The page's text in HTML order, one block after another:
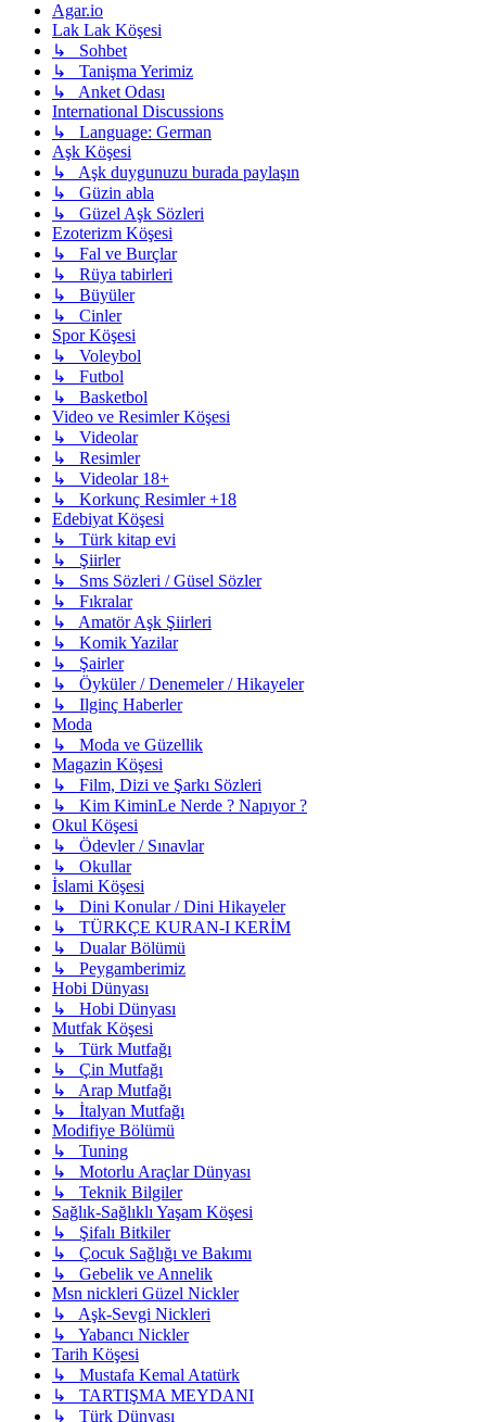
Agar.io
Lak Lak Köşesi
↳ Sohbet
↳ Tanişma Yerimiz
↳ Anket Odası
International Discussions
↳ Language: German
Aşk Köşesi
↳ Aşk duygunuzu burada paylaşın
↳ Güzin abla
↳ Güzel Aşk Sözleri
Ezoterizm Köşesi
↳ Fal ve Burçlar
↳ Rüya tabirleri
↳ Büyüler
↳ Cinler
Spor Köşesi
↳ Voleybol
↳ Futbol
↳ Basketbol
Video ve Resimler Köşesi
↳ Videolar
↳ Resimler
↳ Videolar 18+
↳ Korkunç Resimler +18
Edebiyat Köşesi
↳ Türk kitap evi
↳ Şiirler
↳ Sms Sözleri / Güsel Sözler
↳ Fıkralar
↳ Amatör Aşk Şiirleri
↳ Komik Yazilar
↳ Şairler
↳ Öyküler / Denemeler / Hikayeler
↳ Ilginç Haberler
Moda
↳ Moda ve Güzellik
Magazin Köşesi
↳ Film, Dizi ve Şarkı Sözleri
↳ Kim KiminLe Nerde ? Napıyor ?
Okul Köşesi
↳ Ödevler / Sınavlar
↳ Okullar
İslami Köşesi
↳ Dini Konular / Dini Hikayeler
↳ TÜRKÇE KURAN-I KERİM
↳ Dualar Bölümü
↳ Peygamberimiz
Hobi Dünyası
↳ Hobi Dünyası
Mutfak Köşesi
↳ Türk Mutfağı
↳ Çin Mutfağı
↳ Arap Mutfağı
↳ İtalyan Mutfağı
Modifiye Bölümü
↳ Tuning
↳ Motorlu Araçlar Dünyası
↳ Teknik Bilgiler
Sağlık-Sağlıklı Yaşam Köşesi
↳ Şifalı Bitkiler
↳ Çocuk Sağlığı ve Bakımı
↳ Gebelik ve Annelik
Msn nickleri Güzel Nickler
↳ Aşk-Sevgi Nickleri
↳ Yabancı Nickler
Tarih Köşesi
↳ Mustafa Kemal Atatürk
↳ TARTIŞMA MEYDANI
↳ Türk Dünyası